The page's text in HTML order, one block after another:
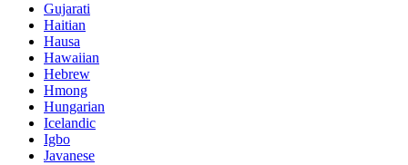
Gujarati
Haitian
Hausa
Hawaiian
Hebrew
Hmong
Hungarian
Icelandic
Igbo
Javanese